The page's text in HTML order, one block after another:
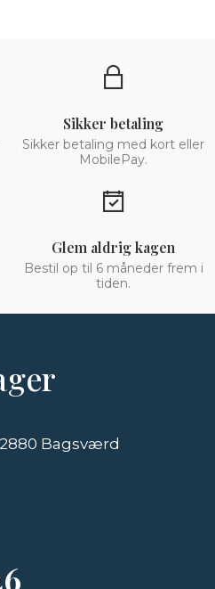
Sikker betaling
Sikker betaling med kort eller
MobilePay.
Glem aldrig kagen
Bestil op til 6 måneder frem i
tiden.
Bagsværd